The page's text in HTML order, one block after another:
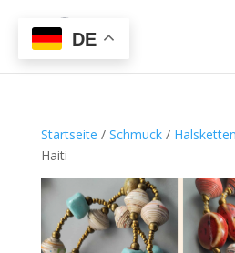
Startseite / Schmuck/ Halsketten
Haiti
DE